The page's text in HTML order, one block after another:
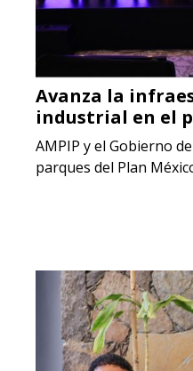
Avanza la
industrial en el
AMPIP y el Gobierno
parques del Plan